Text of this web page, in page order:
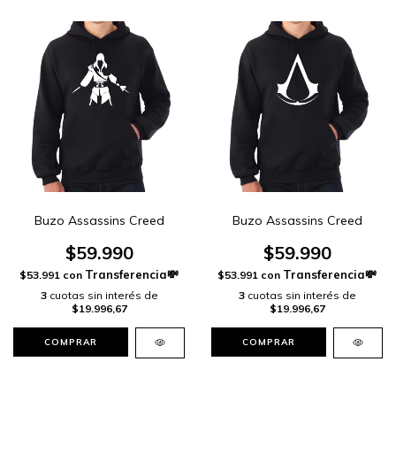
Buzo Assassins Creed
$59.990
$53.991 con
3 cuotas sin interés de
$19.996,67
COMPRAR
Buzo Assassins Creed
$59.990
$53.991 con
3 cuotas sin interés de
$19.996,67
COMPRAR